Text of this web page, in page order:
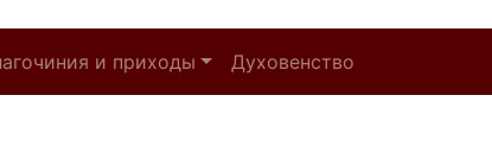
и приходы Духовенство